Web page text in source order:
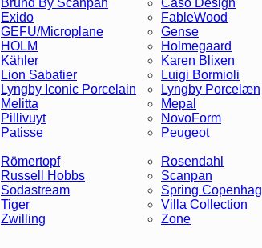
Brund By Scanpan Caso Design
Exido FableWood
GEFU/Microplane Gense
HOLM Holmegaard
Kähler Karen Blixen
Lion Sabatier Luigi Bormioli
Lyngby Iconic Porcelain Lyngby Porcelæn
Melitta Mepal
Pillivuyt NovoForm
Patisse Peugeot
Römertopf Rosendahl
Russell Hobbs Scanpan
Sodastream Spring
Tiger Villa Collection
Zwilling
Zone